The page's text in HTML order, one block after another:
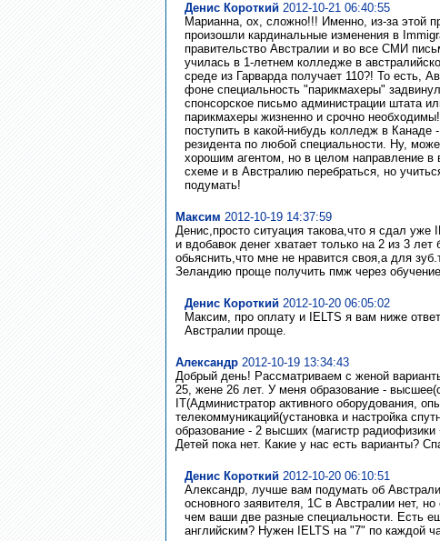
Денис Короткий 2012-10-21 06:40:55
Марианна, ох, сложно!!! Именно, из-за этой
произошли кардинальные изменения в
правительство Австралии и во все СМИ
училась в 1-летнем колледже в
среде из Гарварда получает 110?! То есть,
фоне специальность "парикмахеры"
спонсорское письмо администрации штата
парикмахеры жизненно и срочно
поступить в какой-нибудь колледж в
резидента по любой специальности. Ну,
хорошим агентом, но в целом направление
схеме и в Австралию перебраться, но
подумать!
Максим 2012-10-19 14:37:59
Денис,просто ситуация такова,что я сдал
и вдобавок денег хватает только на 2 из 3
обьяснить,что мне не нравится своя,а для
Зеландию проще получить пмж через
Денис Короткий 2012-10-20 06:05:02
Максим, про оплату и IELTS я вам ниже
Австралии проще.
Александр 2012-10-19 13:34:43
Добрый день! Рассматриваем с женой
25, жене 26 лет. У меня образование -
IT(Администратор активного оборудования,
телекоммуникаций(установка и настройка
образование - 2 высших (магистр
Детей пока нет. Какие у нас есть варианты?
Денис Короткий 2012-10-20 06:10:51
Александр, лучше вам подумать об
основного заявителя, 1С в Австралии нет,
чем ваши две разные специальности. Есть
английским? Нужен IELTS на "7" по каждой